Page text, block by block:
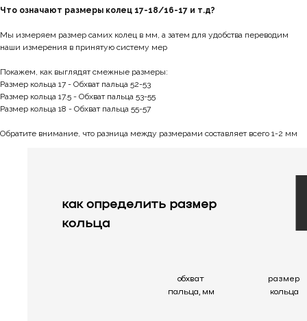
Что означают размеры колец 17-18/16-17 и т.д?
Мы измеряем размер самих колец в мм, а затем для удобства переводим
наши измерения в принятую систему мер
Покажем, как выглядят смежные размеры:
Размер кольца 17 - Обхват пальца 52-53
Размер кольца 17.5 - Обхват пальца 53-55
Размер кольца 18 - Обхват пальца 55-57
Обратите внимание, что разница между размерами составляет всего 1-2 мм